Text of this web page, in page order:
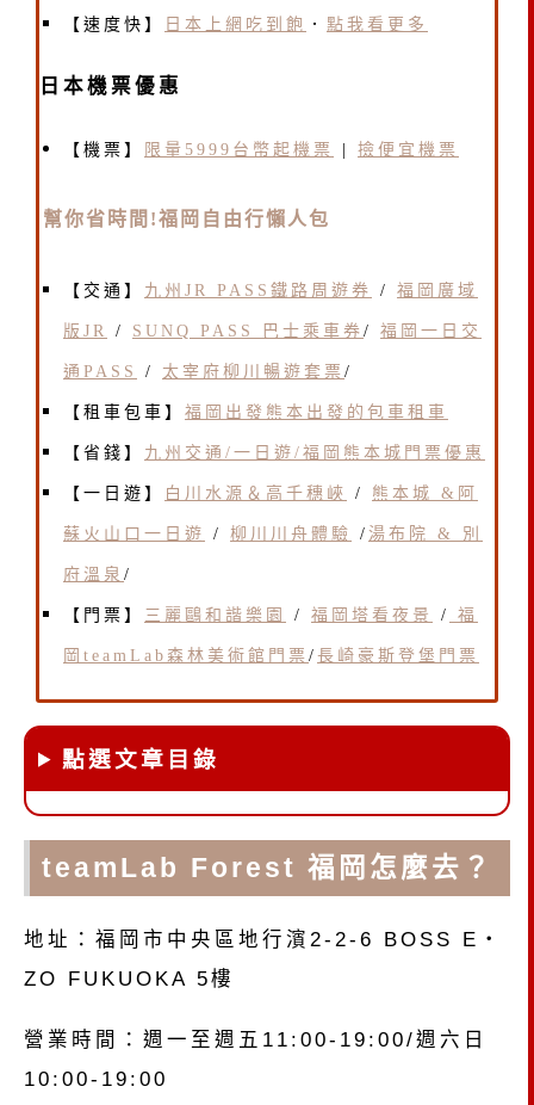
【速度快】 日本上網吃到飽 ． 點我看更多
日本機票優惠
【機票】 限量5999台幣起機票 | 撿便宜機票
幫你省時間!福岡自由行懶人包
【交通】 九州JR PASS鐵路周遊券 / 福岡廣域
版JR / SUNQ PASS 巴士乘車券 / 福岡一日交
通PASS / 太宰府柳川暢遊套票 /
【租車包車】 福岡出發熊本出發的包車租車
【省錢】 九州交通/一日遊/福岡熊本城門票優惠
【一日遊】 白川水源＆高千穗峽 / 熊本城 &阿
蘇火山口一日遊 / 柳川川舟體驗 / 湯布院 & 別
府溫泉 /
【門票】 三麗鷗和諧樂園 / 福岡塔看夜景 / 福
岡teamLab森林美術館門票 / 長崎豪斯登堡門票
點選文章目錄
teamLab Forest 福岡怎麼去？
地址：福岡市中央區地行濱2-2-6 BOSS E・
ZO FUKUOKA 5樓
營業時間：週一至週五11:00-19:00/週六日
10:00-19:00